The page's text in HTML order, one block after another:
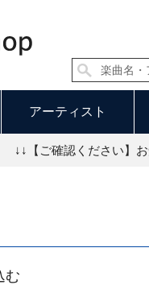
アーティスト
↓↓【ご確認ください】
む